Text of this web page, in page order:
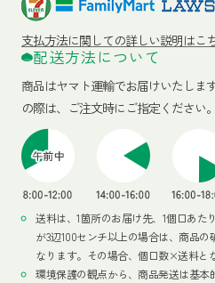
支払方法に関しての詳しい説明はこ
配送方法について
商品はヤマト運輸でお届けいたします
の際は、ご注文時にご指定ください。
送料は、1箇所のお届け先、1個口あた
が3辺100センチ以上の場合は、商品の
なります。その場合、個口数×送料と
環境保護の観点から、商品発送は基